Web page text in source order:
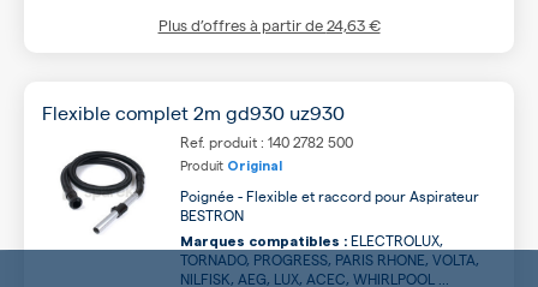
Plus d’offres à partir de24,63 €
Flexible complet 2m gd930 uz930
Ref. produit : 140 2782 500
Produit Original
Poignée - Flexible et raccord pour Aspirateur
BESTRON
Marques compatibles : ELECTROLUX,
TORNADO, PROGRESS, PARIS RHONE, VOLTA,
NILFISK, AEG, LUX, ACEC, WHIRLPOOL ...